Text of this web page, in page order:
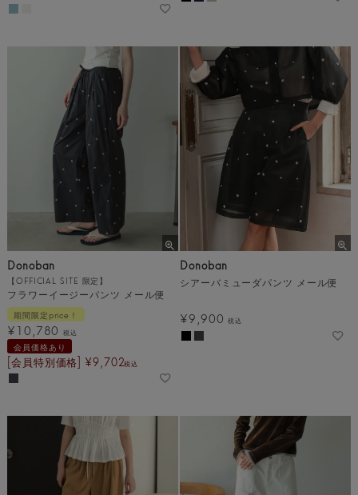
Donoban
【OFFICIAL SITE 限定】
フラワーイージーパンツ メール便
期間限定price！
¥10,780 税込
会員価格あり
[会員特別価格] ¥9,702税込
Donoban
シアーバミューダパンツ メール便
¥9,900 税込